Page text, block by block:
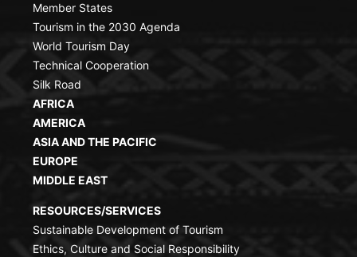
Member States
Tourism in the 2030 Agenda
World Tourism Day
Technical Cooperation
Silk Road
AFRICA
AMERICA
ASIA AND THE PACIFIC
EUROPE
MIDDLE EAST
RESOURCES/SERVICES
Sustainable Development of Tourism
Ethics, Culture and Social Responsibility